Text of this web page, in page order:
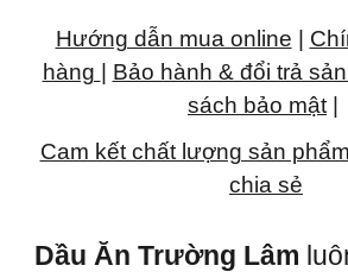
Hướng dẫn mua online
hàng
Bảo hành & đổi trả
sách bảo mật
Cam kết chất lượng sản phẩm
chia sẻ
Dầu Ăn Trường Lâm